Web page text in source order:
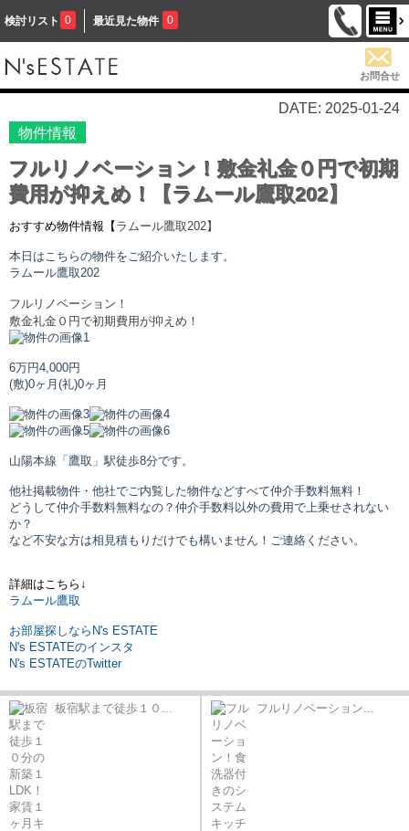
検討リスト 0 最近見た物件 0
お問合せ
DATE: 2025-01-24
物件情報
フルリノベーション！敷金礼金０円で初期
費用が抑えめ！【ラムール鷹取202】
おすすめ物件情報【 ラムール鷹取 202】
本日はこちらの物件をご紹介いたします。
ラムール鷹取 202
フルリノベーション！
敷金礼金０円で初期費用が抑えめ！
6万円4,000円
(敷)0ヶ月 (礼)0ヶ月
山陽本線「鷹取」駅徒歩8分です。
他社掲載物件・他社でご内覧した物件などすべて仲介手数料無料！
どうして仲介手数料無料なの？仲介手数料以外の費用で上乗せされない
か？
など不安な方は相見積もりだけでも構いません！ご連絡ください。
詳細はこちら↓
ラムール鷹取
お部屋探しならN's ESTATE
N's ESTATEのインスタ
N's ESTATEのTwitter
板宿駅まで徒歩１０... フルリノベーション...